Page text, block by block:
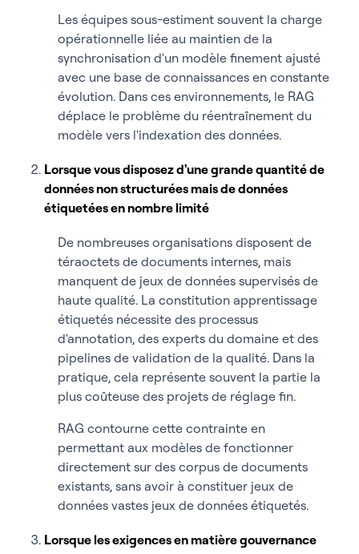
Les équipes sous-estiment souvent la charge
opérationnelle liée au maintien de la
synchronisation d'un modèle finement ajusté
avec une base de connaissances en constante
évolution. Dans ces environnements, le RAG
déplace le problème du réentraînement du
modèle vers l'indexation des données.
Lorsque vous disposez d'une grande quantité de
données non structurées mais de données
étiquetées en nombre limité
De nombreuses organisations disposent de
téraoctets de documents internes, mais
manquent de jeux de données supervisés de
haute qualité. La constitution apprentissage
étiquetés nécessite des processus
d'annotation, des experts du domaine et des
pipelines de validation de la qualité. Dans la
pratique, cela représente souvent la partie la
plus coûteuse des projets de réglage fin.
RAG contourne cette contrainte en
permettant aux modèles de fonctionner
directement sur des corpus de documents
existants, sans avoir à constituer jeux de
données vastes jeux de données étiquetés.
Lorsque les exigences en matière gouvernance